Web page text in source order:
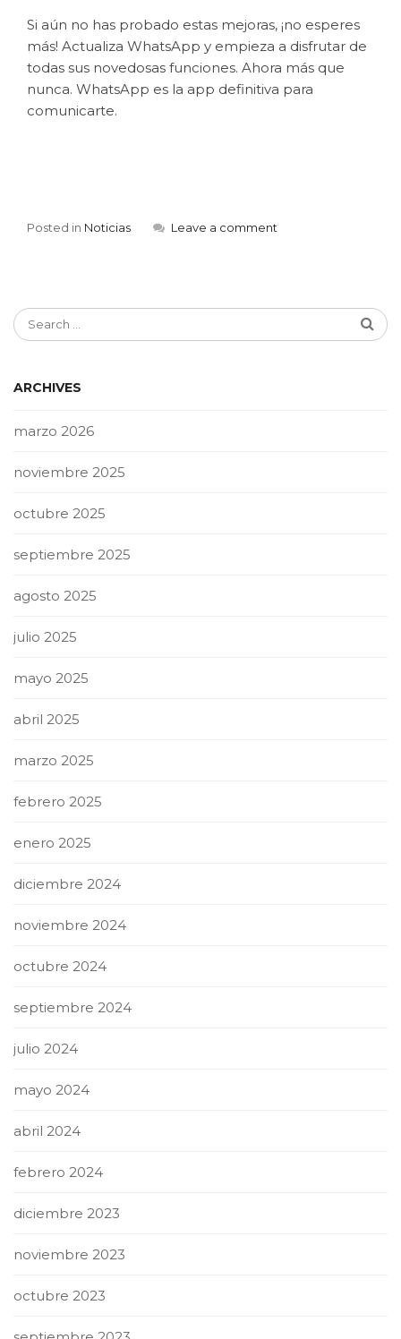
Si aún no has probado estas mejoras, ¡no esperes
más! Actualiza WhatsApp y empieza a disfrutar de
todas sus novedosas funciones. Ahora más que
nunca. WhatsApp es la app definitiva para
comunicarte.
Posted in Noticias Leave a comment
ARCHIVES
marzo 2026
noviembre 2025
octubre 2025
septiembre 2025
agosto 2025
julio 2025
mayo 2025
abril 2025
marzo 2025
febrero 2025
enero 2025
diciembre 2024
noviembre 2024
octubre 2024
septiembre 2024
julio 2024
mayo 2024
abril 2024
febrero 2024
diciembre 2023
noviembre 2023
octubre 2023